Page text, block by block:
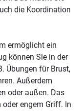
die Koordination
ermöglicht ein
können Sie in der
Übungen für Brust,
Außerdem
oder außen. Das
engem Griff. In